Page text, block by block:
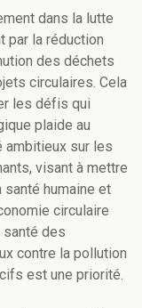
dans la lutte
par la réduction
des déchets
circulaires. Cela
les défis qui
plaide au
ambitieux sur les
visant à mettre
humaine et
circulaire
des
contre la pollution
est une priorité.